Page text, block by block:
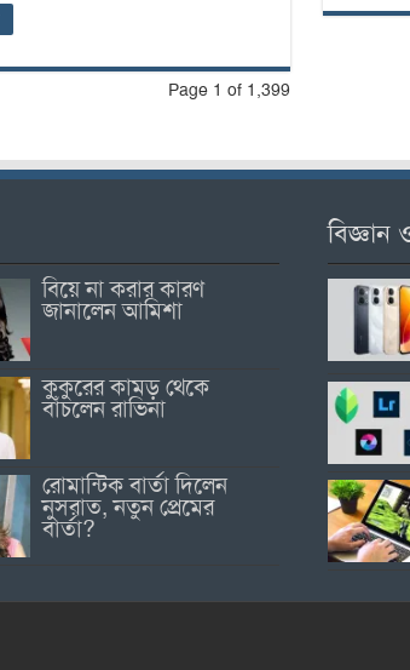
Page 1 of 1,399
বিয়ে না করার কারণ
জানালেন আমিশা
কুকুরের কামড় থেকে
বাঁচলেন রাভিনা
রোমান্টিক বার্তা দিলেন
নুসরাত, নতুন প্রেমের
বার্তা?
বিজ্ঞান